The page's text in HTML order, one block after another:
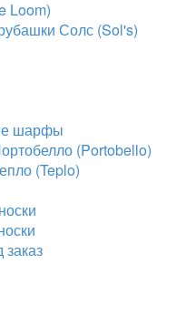
Loom)
Солс (Sol's)
шарфы
(Portobello)
(Teplo)
заказ